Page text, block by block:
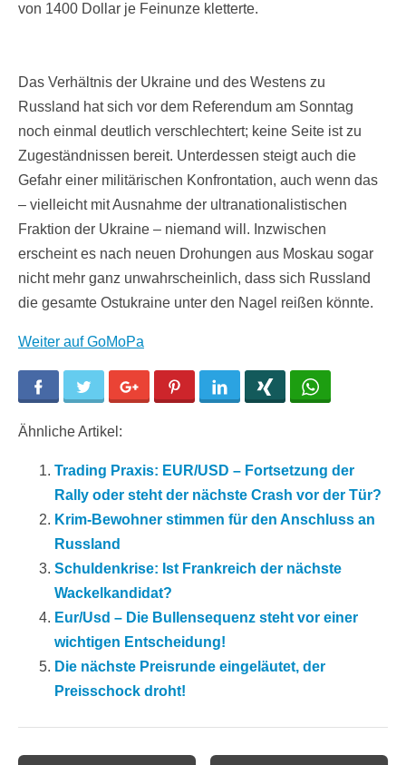
von 1400 Dollar je Feinunze kletterte.
Das Verhältnis der Ukraine und des Westens zu
Russland hat sich vor dem Referendum am Sonntag
noch einmal deutlich verschlechtert; keine Seite ist zu
Zugeständnissen bereit. Unterdessen steigt auch die
Gefahr einer militärischen Konfrontation, auch wenn das
– vielleicht mit Ausnahme der ultranationalistischen
Fraktion der Ukraine – niemand will. Inzwischen
erscheint es nach neuen Drohungen aus Moskau sogar
nicht mehr ganz unwahrscheinlich, dass sich Russland
die gesamte Ostukraine unter den Nagel reißen könnte.
Weiter auf GoMoPa
Facebook Twitter Google+ Pinterest LinkedIn
Ähnliche Artikel:
Trading Praxis: EUR/USD – Fortsetzung der
Rally oder steht der nächste Crash vor der Tür?
Krim-Bewohner stimmen für den Anschluss an
Russland
Schuldenkrise: Ist Frankreich der nächste
Wackelkandidat?
Eur/Usd – Die Bullensequenz steht vor einer
wichtigen Entscheidung!
Die nächste Preisrunde eingeläutet, der
Preisschock droht!